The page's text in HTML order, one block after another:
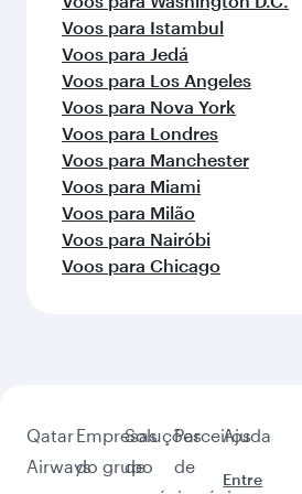
Voos para Istambul
Voos para Jedá
Voos para Los Angeles
Voos para Nova York
Voos para Londres
Voos para Manchester
Voos para Miami
Voos para Milão
Voos para Nairóbi
Voos para Chicago
Qatar
Airways
Empresas
do grupo
Soluções
de
Parceiros
de
Ajuda
Entre